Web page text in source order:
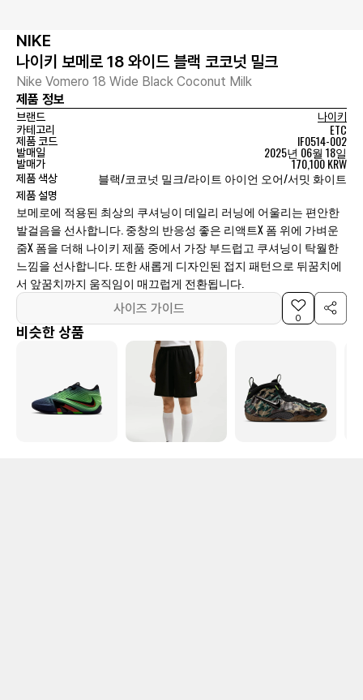
NIKE
나이키 보메로 18 와이드 블랙 코코넛 밀크
Nike Vomero 18 Wide Black Coconut Milk
제품 정보
브랜드
나이키
카테고리
ETC
제품 코드 IF0514-002
발매일 2025년 06월 18일
발매가 170,100 KRW
제품 색상 블랙/코코넛 밀크/라이트 아이언 오어/서밋 화이트
제품 설명
보메로에 적용된 최상의 쿠셔닝이 데일리 러닝에 어울리는 편안한
발걸음을 선사합니다. 중창의 반응성 좋은 리액트X 폼 위에 가벼운
줌X 폼을 더해 나이키 제품 중에서 가장 부드럽고 쿠셔닝이 탁월한
느낌을 선사합니다. 또한 새롭게 디자인된 접지 패턴으로 뒤꿈치에
서 앞꿈치까지 움직임이 매끄럽게 전환됩니다.
사이즈 가이드
0
비슷한 상품